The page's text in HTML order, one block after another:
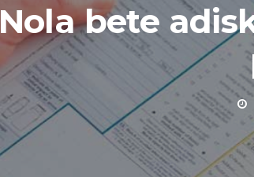
Nola bete